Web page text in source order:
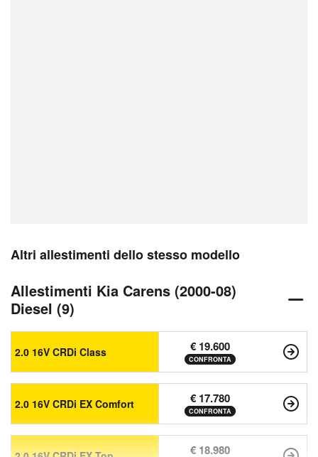
Altri allestimenti dello stesso modello
Allestimenti Kia Carens (2000-08)
Diesel (9)
2.0 16V CRDi Class € 19.600
CONFRONTA
2.0 16V CRDi EX Comfort € 17.780
CONFRONTA
€ 18.980